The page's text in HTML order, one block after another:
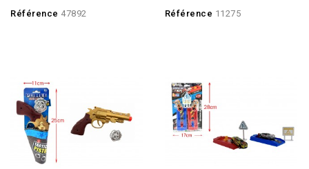
Référence 47892 Référence 11275